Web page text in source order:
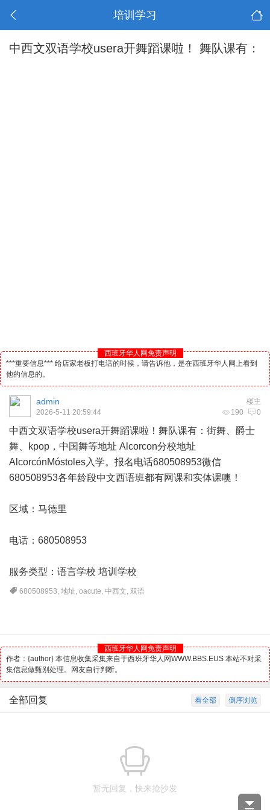
培训学习
中西文双语学校usera开舞蹈课啦！ 舞队课有：
西班牙华人网免责声明
***重要信息*** 给店家老板打电话的时候，请告诉他，是在西班牙华人网上看到
他的信息的。
楼主
admin
190 0
2026-5-11 20:59:44
中西文双语学校usera开舞蹈课啦！舞队课有：街舞、爵士
舞、kpop，中国舞等地址 Alcorcon分校地址
AlcorcónMóstoles入学。报名电话680508953微信
680508953各年龄段中文西语班都有网课和实体课噢！
区域： 马德里
电话：680508953
服务类型：语言学校 培训学校
680508953,地址,oacute,中西文,双语
西班牙华人网免责声明
作者：{author} 本信息收集采集来自于西班牙华人网WWW.BBS.EUS 本站不对采
集信息做甄别处理。网友自行判断。
倒序浏览
看全部
全部回复
暂无回复，快来抢沙发